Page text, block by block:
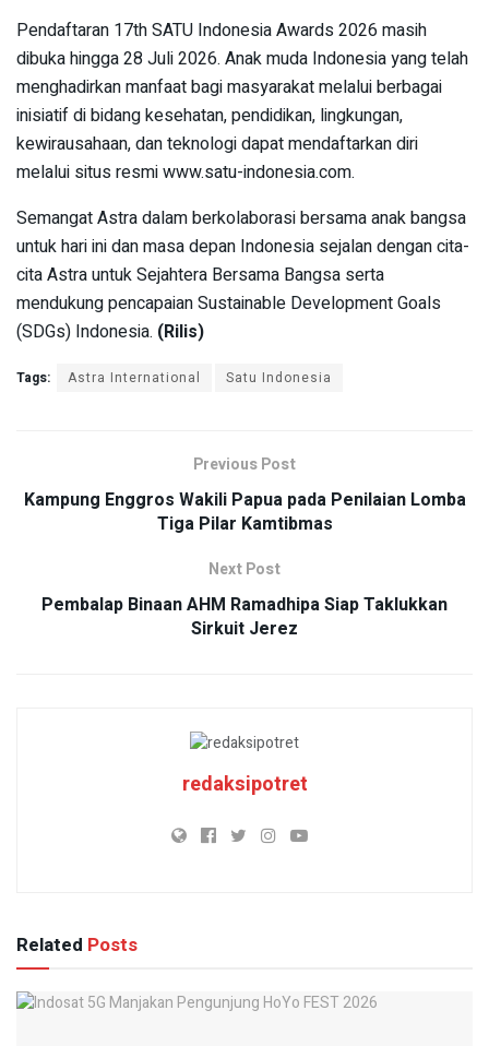
Pendaftaran 17th SATU Indonesia Awards 2026 masih
dibuka hingga 28 Juli 2026. Anak muda Indonesia yang telah
menghadirkan manfaat bagi masyarakat melalui berbagai
inisiatif di bidang kesehatan, pendidikan, lingkungan,
kewirausahaan, dan teknologi dapat mendaftarkan diri
melalui situs resmi www.satu-indonesia.com.
Semangat Astra dalam berkolaborasi bersama anak bangsa
untuk hari ini dan masa depan Indonesia sejalan dengan cita-
cita Astra untuk Sejahtera Bersama Bangsa serta
mendukung pencapaian Sustainable Development Goals
(SDGs) Indonesia. (Rilis)
Tags: Astra International Satu Indonesia
Previous Post
Kampung Enggros Wakili Papua pada Penilaian Lomba
Tiga Pilar Kamtibmas
Next Post
Pembalap Binaan AHM Ramadhipa Siap Taklukkan
Sirkuit Jerez
redaksipotret
Related Posts